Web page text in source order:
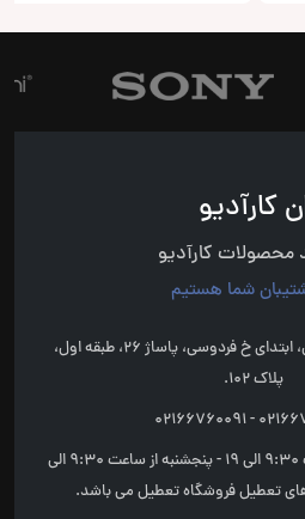
کارآدیو
محصولات کارآدیو
تهران، میدان امام خمینی، ابتدای خ فردوسی، پاساژ 26، طبقه اول،
پلاک 102.
شنبه تا چهارشنبه از ساعت 9:30 الی 19 - پنجشنبه از ساعت 9:30 الی